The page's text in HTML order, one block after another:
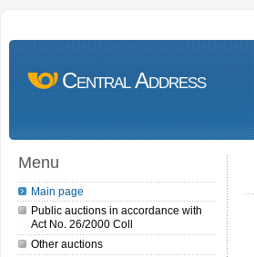
Central Address
Menu
Main page
Public auctions in accordance with
Act No. 26/2000 Coll
Other auctions